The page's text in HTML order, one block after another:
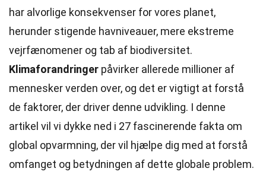
har alvorlige konsekvenser for vores planet,
herunder stigende havniveauer, mere ekstreme
vejrfænomener og tab af biodiversitet.
Klimaforandringer påvirker allerede millioner af
mennesker verden over, og det er vigtigt at forstå
de faktorer, der driver denne udvikling. I denne
artikel vil vi dykke ned i 27 fascinerende fakta om
global opvarmning, der vil hjælpe dig med at forstå
omfanget og betydningen af dette globale problem.